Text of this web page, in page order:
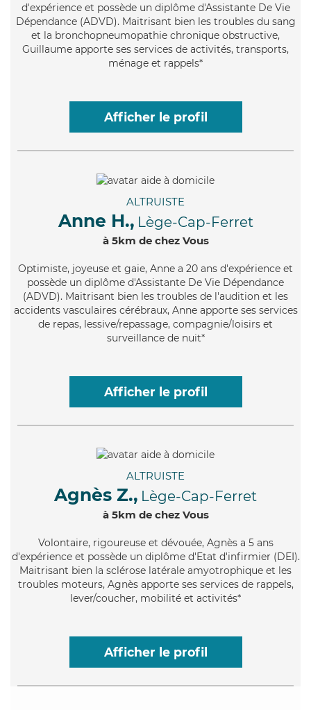
d'expérience et possède un diplôme d'Assistante De Vie
Dépendance (ADVD). Maitrisant bien les troubles du sang
et la bronchopneumopathie chronique obstructive,
Guillaume apporte ses services de activités, transports,
ménage et rappels*
Afficher le profil
ALTRUISTE
Anne H., Lège-Cap-Ferret
à 5km de chez Vous
Optimiste, joyeuse et gaie, Anne a 20 ans d'expérience et
possède un diplôme d'Assistante De Vie Dépendance
(ADVD). Maitrisant bien les troubles de l'audition et les
accidents vasculaires cérébraux, Anne apporte ses services
de repas, lessive/repassage, compagnie/loisirs et
surveillance de nuit*
Afficher le profil
ALTRUISTE
Agnès Z., Lège-Cap-Ferret
à 5km de chez Vous
Volontaire, rigoureuse et dévouée, Agnès a 5 ans
d'expérience et possède un diplôme d'Etat d'infirmier (DEI).
Maitrisant bien la sclérose latérale amyotrophique et les
troubles moteurs, Agnès apporte ses services de rappels,
lever/coucher, mobilité et activités*
Afficher le profil